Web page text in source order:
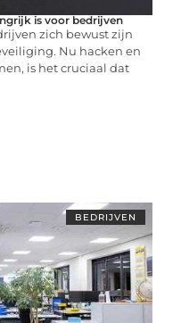
is voor bedrijven
zich bewust zijn
Nu hacken en
is het cruciaal dat
BEDRIJVEN